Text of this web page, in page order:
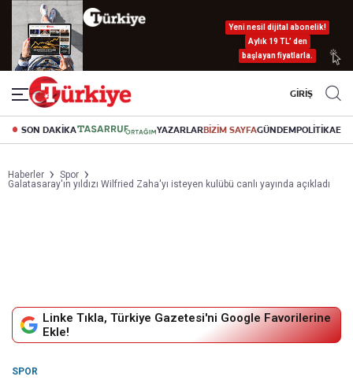
Yeni nesil dijital abonelik!
Aylık 19 TL’ den
başlayan fiyatlarla.
GİRİŞ
SON DAKİKA YAZARLARBİZİM SAYFAGÜNDEMPOLİTİKA
Haberler
Spor
Galatasaray'ın yıldızı Wilfried Zaha'yı isteyen kulübü canlı yayında açıkladı
Linke Tıkla, Türkiye Gazetesi'ni Google Favorilerine
Ekle!
SPOR